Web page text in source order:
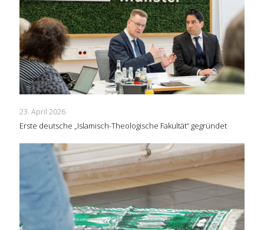
23. April 2026
Erste deutsche „Islamisch-Theologische Fakultät“ gegründet